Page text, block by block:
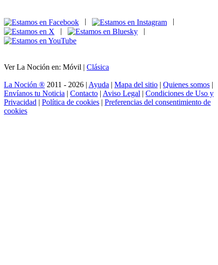
|
|
Ver La Noción en: Móvil | Clásica
La Noción ® 2011 - 2026 | Ayuda | Mapa del sitio | Quienes somos |
Envíanos tu Noticia | Contacto | Aviso Legal | Condiciones de Uso y
Privacidad | Política de cookies | Preferencias del consentimiento de
cookies